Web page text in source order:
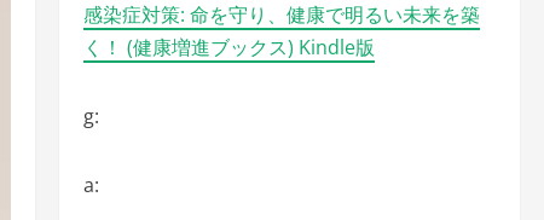
感染症対策: 命を守り、健康で明るい未来を築
く！ (健康増進ブックス) Kindle版
g:
a: